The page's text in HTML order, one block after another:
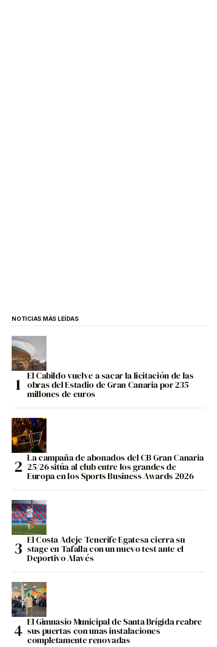
NOTICIAS MÁS LEÍDAS
El Cabildo vuelve a sacar la licitación de las
obras del Estadio de Gran Canaria por 235
millones de euros
La campaña de abonados del CB Gran Canaria
25/26 sitúa al club entre los grandes de
Europa en los Sports Business Awards 2026
El Costa Adeje Tenerife Egatesa cierra su
stage en Tafalla con un nuevo test ante el
Deportivo Alavés
El Gimnasio Municipal de Santa Brígida reabre
sus puertas con unas instalaciones
completamente renovadas